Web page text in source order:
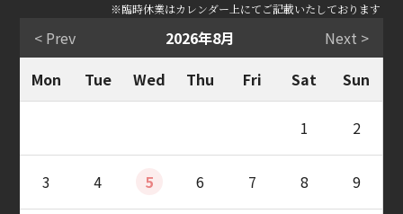
※臨時休業はカレンダー上にてご記載いたしております
< Prev 2026年8月
Next >
Mon
Tue Wed Thu Fri Sat Sun
1 2
3 4 5 6 7 8 9